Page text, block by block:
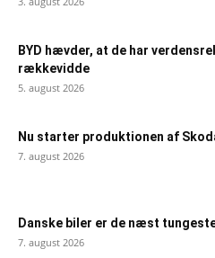
BYD hævder, at de har
rækkevidde
5. august 2026
Nu starter produktionen af
7. august 2026
Danske biler er de næst
7. august 2026